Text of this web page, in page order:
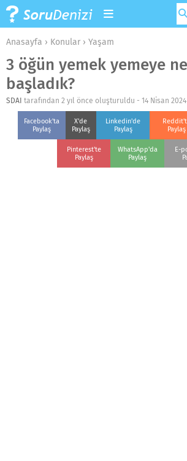
Anasayfa › Konular › Yaşam
3 öğün yemek yemeye
başladık?
SDAI tarafından 2 yıl önce oluşturuldu - 14 Nisan
Facebook'ta
Paylaş
X'de
Paylaş
Linkedin'de
Paylaş
Paylaş
Pinterest'te
Paylaş
WhatsApp'da
Paylaş
E-